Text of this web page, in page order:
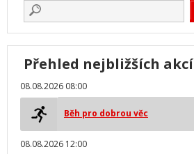
Přehled nejbližších akcí
08.08.2026 08:00
Běh pro dobrou věc
08.08.2026 12:00